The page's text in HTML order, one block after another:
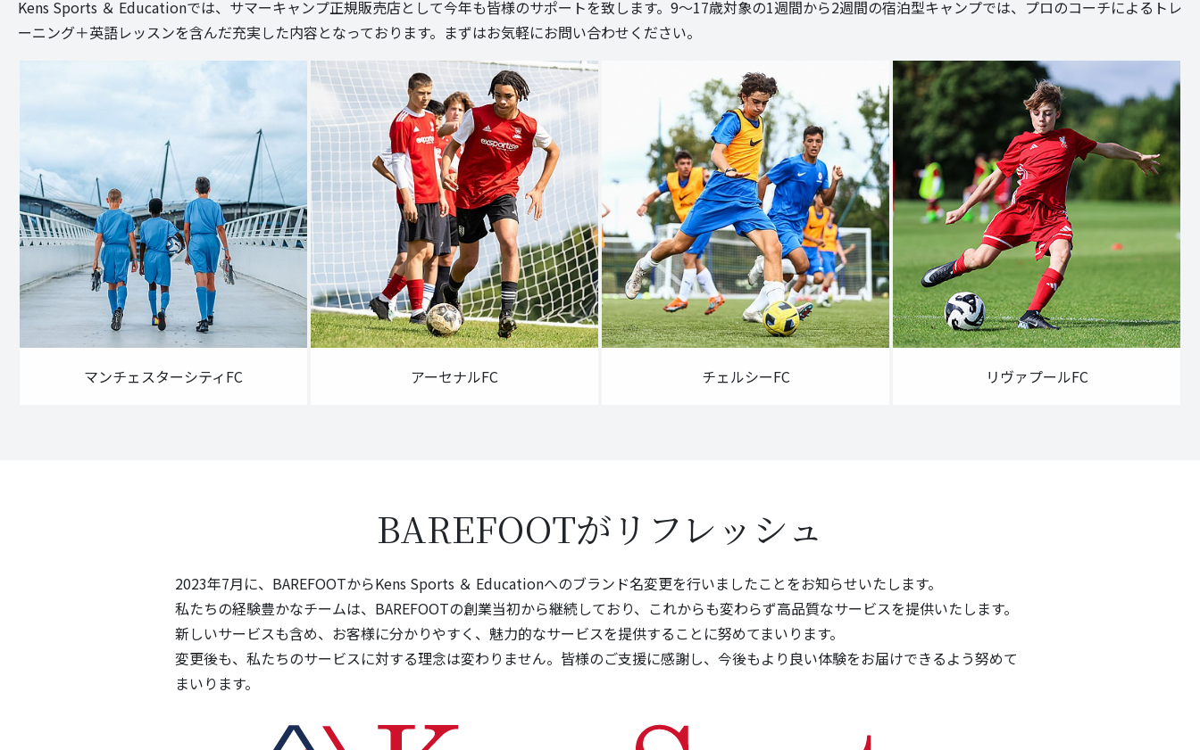
Kens Sports ＆ Educationでは、サマーキャンプ正規販売店として今年も皆様のサポートを致します。9～17歳対象の1週間から2週間の宿泊型キャンプでは、プロのコーチによるトレ
ーニング＋英語レッスンを含んだ充実した内容となっております。まずはお気軽にお問い合わせください。
マンチェスターシティFC アーセナルFC チェルシーFC リヴァプールFC
BAREFOOTがリフレッシュ
2023年7月に、BAREFOOTからKens Sports ＆ Educationへのブランド名変更を行いましたことをお知らせいたします。
私たちの経験豊かなチームは、BAREFOOTの創業当初から継続しており、これからも変わらず高品質なサービスを提供いたします。
新しいサービスも含め、お客様に分かりやすく、魅力的なサービスを提供することに努めてまいります。
変更後も、私たちのサービスに対する理念は変わりません。皆様のご支援に感謝し、今後もより良い体験をお届けできるよう努めて
まいります。